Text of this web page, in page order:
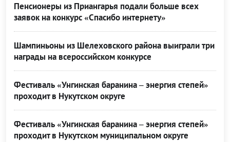
Пенсионеры из Приангарья подали больше всех
заявок на конкурс «Спасибо интернету»
Шампиньоны из Шелеховского района выиграли три
награды на всероссийском конкурсе
Фестиваль «Унгинская баранина – энергия степей»
проходит в Нукутском округе
Фестиваль «Унгинская баранина – энергия степей»
проходит в Нукутском муниципальном округе